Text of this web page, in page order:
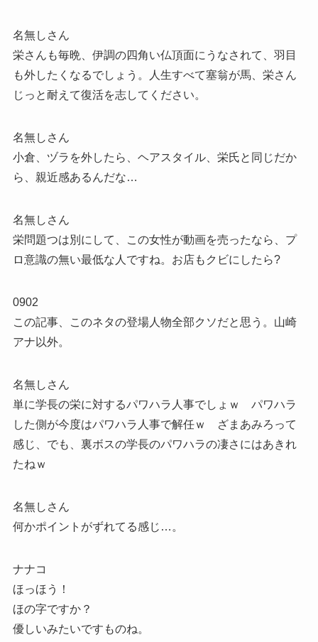
名無しさん
栄さんも毎晩、伊調の四角い仏頂面にうなされて、羽目
も外したくなるでしょう。人生すべて塞翁が馬、栄さん
じっと耐えて復活を志してください。
名無しさん
小倉、ヅラを外したら、ヘアスタイル、栄氏と同じだか
ら、親近感あるんだな…
名無しさん
栄問題つは別にして、この女性が動画を売ったなら、プ
ロ意識の無い最低な人ですね。お店もクビにしたら?
0902
この記事、このネタの登場人物全部クソだと思う。山崎
アナ以外。
名無しさん
単に学長の栄に対するパワハラ人事でしょｗ パワハラ
した側が今度はパワハラ人事で解任ｗ ざまあみろって
感じ、でも、裏ボスの学長のパワハラの凄さにはあきれ
たねｗ
名無しさん
何かポイントがずれてる感じ…。
ナナコ
ほっほう！
ほの字ですか？
優しいみたいですものね。